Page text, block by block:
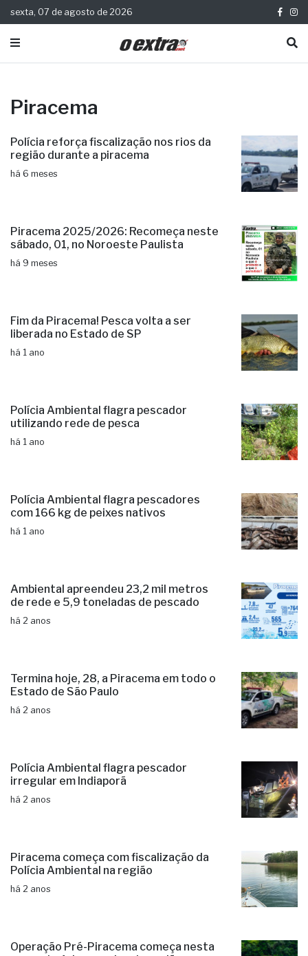
sexta, 07 de agosto de 2026
Piracema
Polícia reforça fiscalização nos rios da
região durante a piracema
há 6 meses
Piracema 2025/2026: Recomeça neste
sábado, 01, no Noroeste Paulista
há 9 meses
Fim da Piracema! Pesca volta a ser
liberada no Estado de SP
há 1 ano
Polícia Ambiental flagra pescador
utilizando rede de pesca
há 1 ano
Polícia Ambiental flagra pescadores
com 166 kg de peixes nativos
há 1 ano
Ambiental apreendeu 23,2 mil metros
de rede e 5,9 toneladas de pescado
há 2 anos
Termina hoje, 28, a Piracema em todo o
Estado de São Paulo
há 2 anos
Polícia Ambiental flagra pescador
irregular em Indiaporã
há 2 anos
Piracema começa com fiscalização da
Polícia Ambiental na região
há 2 anos
Operação Pré-Piracema começa nesta